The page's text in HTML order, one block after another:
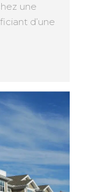
une
d’une